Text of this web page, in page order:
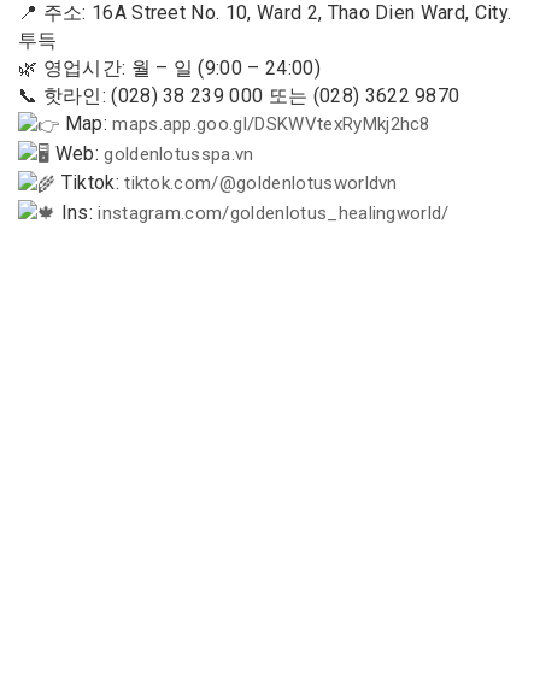
📍 주소: 16A Street No. 10, Ward 2, Thao Dien Ward, City.
투득
🌿 영업시간: 월 – 일 (9:00 – 24:00)
📞 핫라인: (028) 38 239 000 또는 (028) 3622 9870
Map:maps.app.goo.gl/DSKWVtexRyMkj2hc8
Web:goldenlotusspa.vn
Tiktok:tiktok.com/@goldenlotusworldvn
Ins:instagram.com/goldenlotus_healingworld/